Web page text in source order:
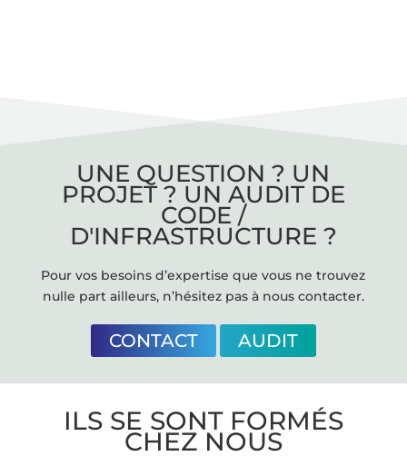
UNE QUESTION ? UN
PROJET ? UN AUDIT DE
CODE /
D'INFRASTRUCTURE ?
Pour vos besoins d’expertise que vous ne trouvez
nulle part ailleurs, n’hésitez pas à nous contacter.
CONTACT AUDIT
ILS SE SONT FORMÉS
CHEZ NOUS